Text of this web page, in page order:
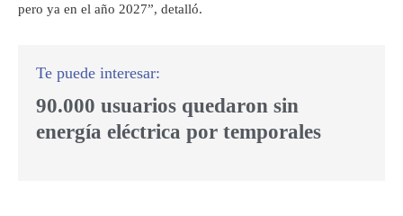
pero ya en el año 2027”, detalló.
90.000 usuarios quedaron sin
energía eléctrica por temporales